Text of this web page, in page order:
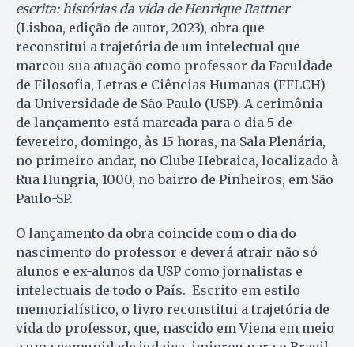
escrita: histórias da vida de Henrique Rattner
(Lisboa, edição de autor, 2023), obra que
reconstitui a trajetória de um intelectual que
marcou sua atuação como professor da Faculdade
de Filosofia, Letras e Ciências Humanas (FFLCH)
da Universidade de São Paulo (USP). A cerimônia
de lançamento está marcada para o dia 5 de
fevereiro, domingo, às 15 horas, na Sala Plenária,
no primeiro andar, no Clube Hebraica, localizado à
Rua Hungria, 1000, no bairro de Pinheiros, em São
Paulo-SP.
O lançamento da obra coincide com o dia do
nascimento do professor e deverá atrair não só
alunos e ex-alunos da USP como jornalistas e
intelectuais de todo o País. Escrito em estilo
memorialístico, o livro reconstitui a trajetória de
vida do professor, que, nascido em Viena em meio